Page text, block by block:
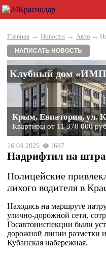
Главная → Новости → Авто →
НАПИСАТЬ НОВОСТЬ
Клубный дом
Крым, Евпатория, ул.
Квартиры от 11 370 000
16.04.2025 1687
Надрифтил на
Полицейские
лихого водителя в
Находясь на маршруте
улично-дорожной сети,
Госавтоинспекции были
дорожной линии разметки
Кубанская набережная.